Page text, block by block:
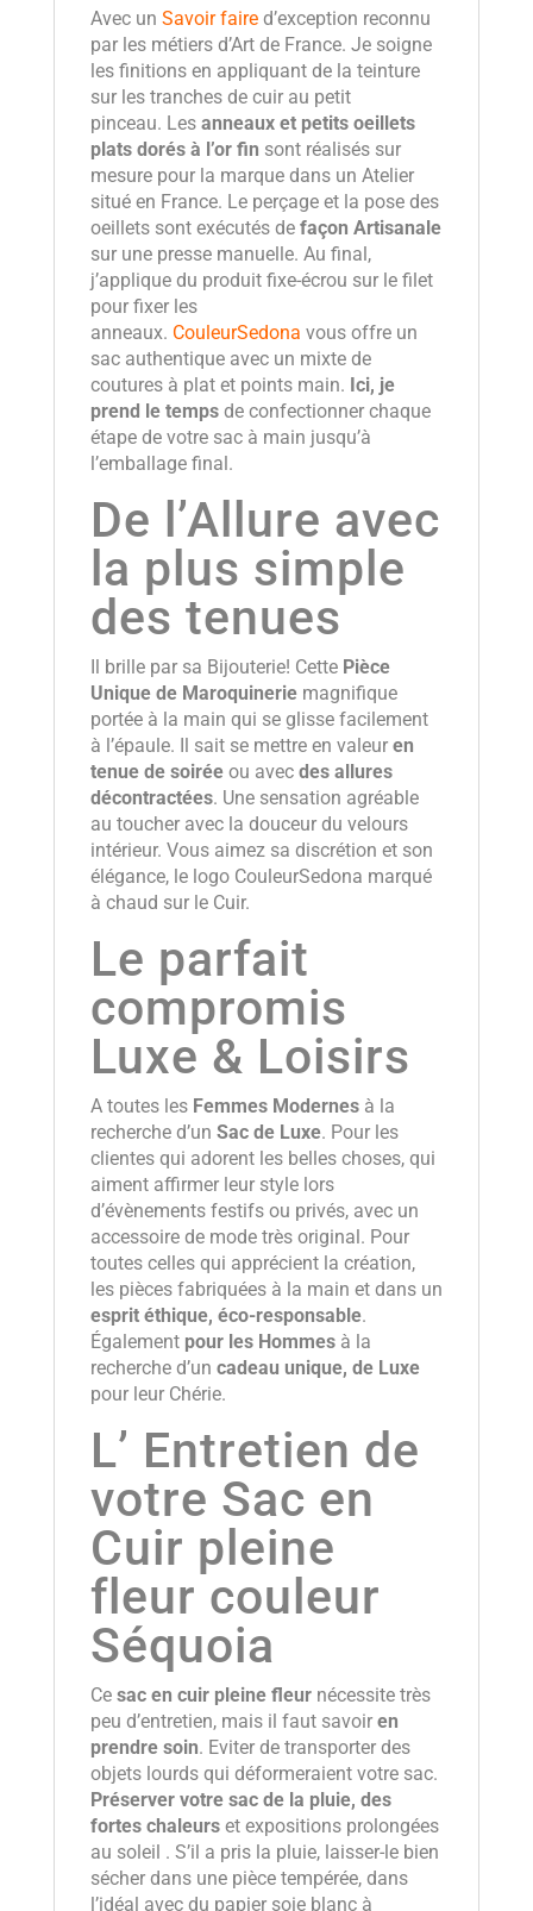
Avec un Savoir faired’exception reconnu
par les métiers d’Art de France. Je soigne
les finitions en appliquant de la teinture
sur les tranches de cuir au petit
pinceau. Les anneaux et petits oeillets
plats dorés à l’or fin sont réalisés sur
mesure pour la marque dans un Atelier
situé en France. Le perçage et la pose des
oeillets sont exécutés de façon Artisanale
sur une presse manuelle. Au final,
j’applique du produit fixe-écrou sur le filet
pour fixer les
anneaux. CouleurSedona vous offre un
sac authentique avec un mixte de
coutures à plat et points main. Ici, je
prend le tempsde confectionner chaque
étape de votre sac à main jusqu’à
l’emballage final.
De l’Allure avec
la plus simple
des tenues
Il brille par sa Bijouterie! CettePièce
Unique de Maroquineriemagnifique
portée à la main qui se glisse facilement
à l’épaule. Il sait se mettre en valeur en
tenue de soiréeou avec des allures
décontractées. Une sensation agréable
au toucher avec la douceur du velours
intérieur. Vous aimez sa discrétion et son
élégance, le logo CouleurSedona marqué
à chaud sur le Cuir.
Le parfait
compromis
Luxe & Loisirs
A toutes les Femmes Modernesà la
recherche d’un Sac de Luxe. Pour les
clientes qui adorent les belles choses, qui
aiment affirmer leur style lors
d’évènements festifs ou privés, avec un
accessoire de mode très original. Pour
toutes celles qui apprécient la création,
les pièces fabriquées à la main et dans un
esprit éthique, éco-responsable.
Également pour les Hommesà la
recherche d’un cadeau unique, de Luxe
pour leur Chérie.
L’ Entretien de
votre Sac en
Cuir pleine
fleur couleur
Séquoia
Ce sac en cuir pleine fleurnécessite très
peu d’entretien, mais il faut savoir en
prendre soin. Eviter de transporter des
objets lourds qui déformeraient votre sac.
Préserver votre sac de la pluie, des
fortes chaleurset expositions prolongées
au soleil . S’il a pris la pluie, laisser-le bien
sécher dans une pièce tempérée, dans
l’idéal avec du papier soie blanc à